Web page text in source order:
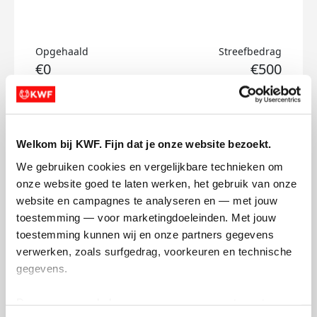
Welkom bij KWF. Fijn dat je onze website bezoekt.
We gebruiken cookies en vergelijkbare technieken om
onze website goed te laten werken, het gebruik van onze
website en campagnes te analyseren en — met jouw
toestemming — voor marketingdoeleinden. Met jouw
toestemming kunnen wij en onze partners gegevens
verwerken, zoals surfgedrag, voorkeuren en technische
gegevens.
Opgehaald
€0
Streefbedrag
€500
Lotte's badges